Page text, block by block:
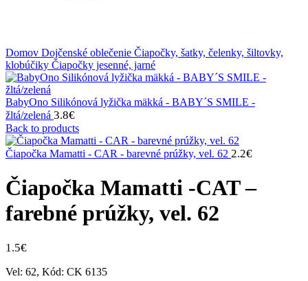
Domov Dojčenské oblečenie Čiapočky, šatky, čelenky, šiltovky,
klobúčiky Čiapočky jesenné, jarné
BabyOno Silikónová lyžička mäkká - BABY´S SMILE -
žltá/zelená 3.8€
Back to products
Čiapočka Mamatti - CAR - barevné prúžky, vel. 62 2.2€
Čiapočka Mamatti -CAT –
farebné prúžky, vel. 62
1.5€
Vel: 62, Kód: CK 6135